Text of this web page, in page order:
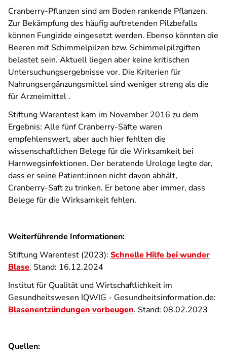
Cranberry-Pflanzen sind am Boden rankende Pflanzen.
Zur Bekämpfung des häufig auftretenden Pilzbefalls
können Fungizide eingesetzt werden. Ebenso könnten die
Beeren mit Schimmelpilzen bzw. Schimmelpilzgiften
belastet sein. Aktuell liegen aber keine kritischen
Untersuchungsergebnisse vor. Die Kriterien für
Nahrungsergänzungsmittel sind weniger streng als die
für Arzneimittel .
Stiftung Warentest kam im November 2016 zu dem
Ergebnis: Alle fünf Cranberry-Säfte waren
empfehlenswert, aber auch hier fehlten die
wissenschaftlichen Belege für die Wirksamkeit bei
Harnwegsinfektionen. Der beratende Urologe legte dar,
dass er seine Patient:innen nicht davon abhält,
Cranberry-Saft zu trinken. Er betone aber immer, dass
Belege für die Wirksamkeit fehlen.
Weiterführende Informationen:
Stiftung Warentest (2023): Schnelle Hilfe bei wunder
Blase. Stand: 16.12.2024
Institut für Qualität und Wirtschaftlichkeit im
Gesundheitswesen IQWIG - Gesundheitsinformation.de:
Blasenentzündungen vorbeugen. Stand: 08.02.2023
Quellen: